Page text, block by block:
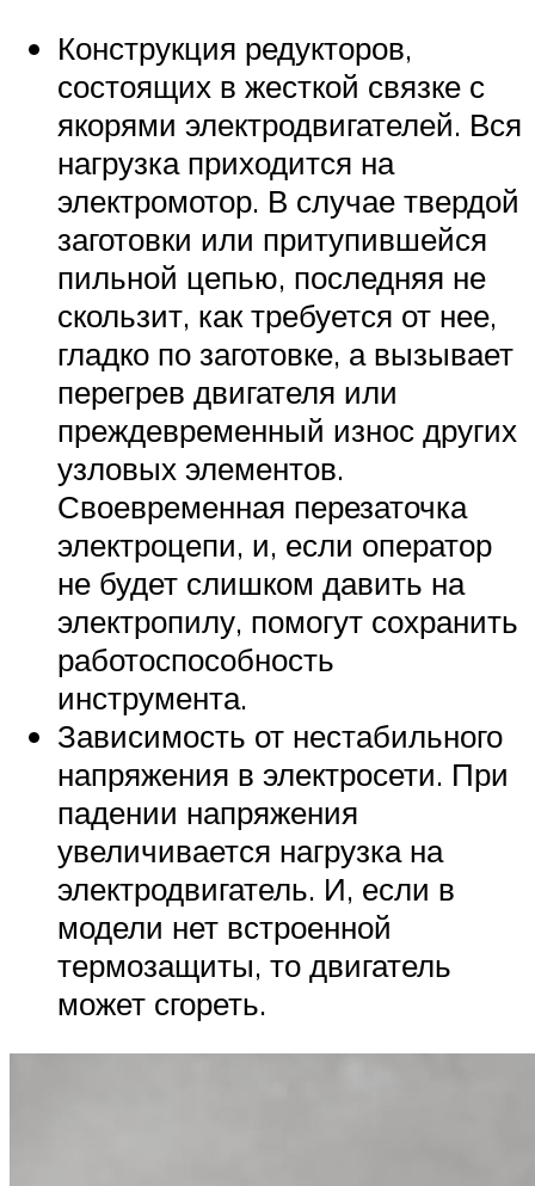
Конструкция редукторов,
состоящих в жесткой связке с
якорями электродвигателей. Вся
нагрузка приходится на
электромотор. В случае твердой
заготовки или притупившейся
пильной цепью, последняя не
скользит, как требуется от нее,
гладко по заготовке, а вызывает
перегрев двигателя или
преждевременный износ других
узловых элементов.
Своевременная перезаточка
электроцепи, и, если оператор
не будет слишком давить на
электропилу, помогут сохранить
работоспособность
инструмента.
Зависимость от нестабильного
напряжения в электросети. При
падении напряжения
увеличивается нагрузка на
электродвигатель. И, если в
модели нет встроенной
термозащиты, то двигатель
может сгореть.